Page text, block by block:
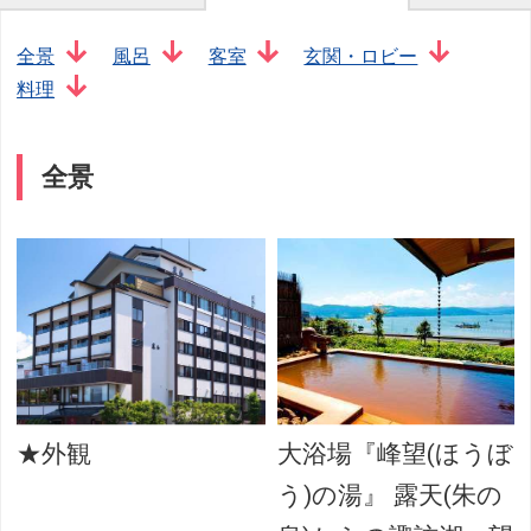
全景 風呂 客室
玄関・ロビー
料理
全景
★外観
大浴場『峰望(ほうぼ
う)の湯』 露天(朱の